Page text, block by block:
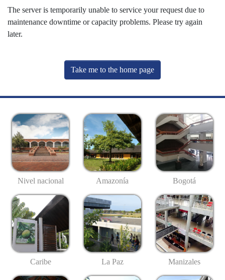
The server is temporarily unable to service your request due to
maintenance downtime or capacity problems. Please try again
later.
Take me to the home page
Nivel nacional Amazonía Bogotá
Caribe La Paz Manizales